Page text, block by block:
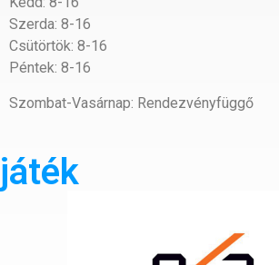
Szerda: 8-16
Csütörtök: 8-16
Péntek: 8-16
Szombat-Vasárnap: Rendezvényfüggő
játék